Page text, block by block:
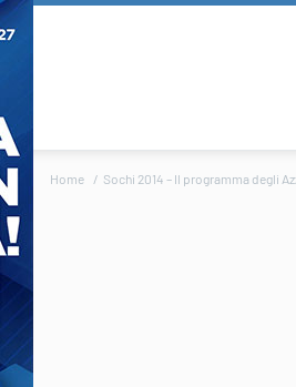
Home Sochi 2014 – Il programma degli